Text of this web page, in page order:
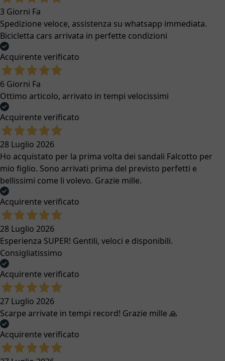
3 Giorni Fa
Spedizione veloce, assistenza su whatsapp immediata.
Bicicletta cars arrivata in perfette condizioni
Acquirente verificato
6 Giorni Fa
Ottimo articolo, arrivato in tempi velocissimi
Acquirente verificato
28 Luglio 2026
Ho acquistato per la prima volta dei sandali Falcotto per
mio figlio. Sono arrivati prima del previsto perfetti e
bellissimi come li volevo. Grazie mille.
Acquirente verificato
28 Luglio 2026
Esperienza SUPER! Gentili, veloci e disponibili.
Consigliatissimo
Acquirente verificato
27 Luglio 2026
Scarpe arrivate in tempi record! Grazie mille 🙏
Acquirente verificato